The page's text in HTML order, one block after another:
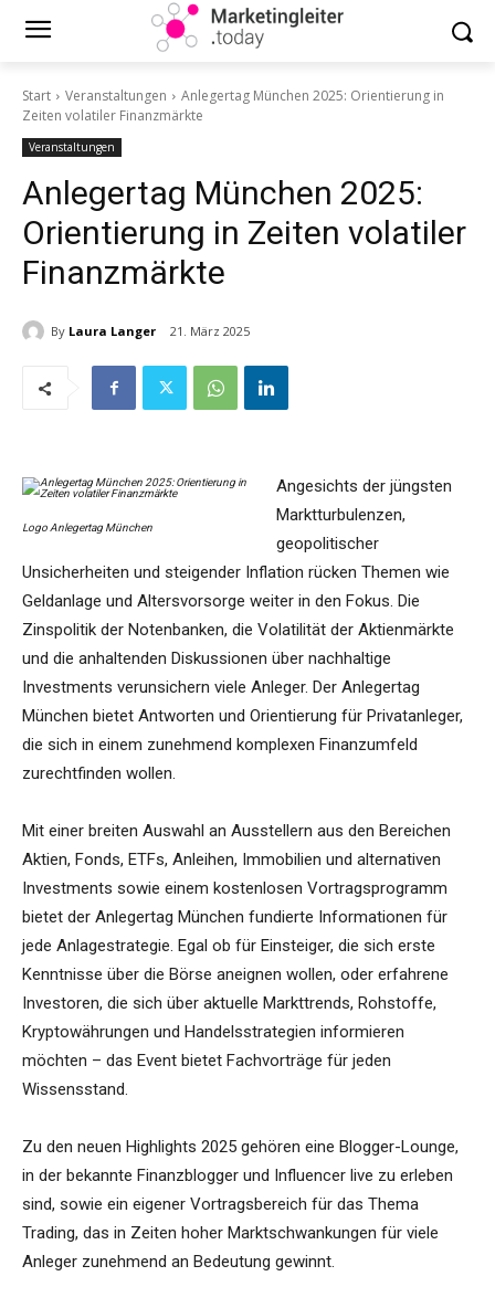
Start Veranstaltungen
Anlegertag München 2025: Orientierung in
Zeiten volatiler Finanzmärkte
Veranstaltungen
Anlegertag München 2025:
Orientierung in Zeiten volatiler
Finanzmärkte
By Laura Langer 21. März 2025
Logo Anlegertag München
Angesichts der jüngsten
Marktturbulenzen,
geopolitischer
Unsicherheiten und steigender Inflation rücken Themen wie
Geldanlage und Altersvorsorge weiter in den Fokus. Die
Zinspolitik der Notenbanken, die Volatilität der Aktienmärkte
und die anhaltenden Diskussionen über nachhaltige
Investments verunsichern viele Anleger. Der Anlegertag
München bietet Antworten und Orientierung für Privatanleger,
die sich in einem zunehmend komplexen Finanzumfeld
zurechtfinden wollen.
Mit einer breiten Auswahl an Ausstellern aus den Bereichen
Aktien, Fonds, ETFs, Anleihen, Immobilien und alternativen
Investments sowie einem kostenlosen Vortragsprogramm
bietet der Anlegertag München fundierte Informationen für
jede Anlagestrategie. Egal ob für Einsteiger, die sich erste
Kenntnisse über die Börse aneignen wollen, oder erfahrene
Investoren, die sich über aktuelle Markttrends, Rohstoffe,
Kryptowährungen und Handelsstrategien informieren
möchten – das Event bietet Fachvorträge für jeden
Wissensstand.
Zu den neuen Highlights 2025 gehören eine Blogger-Lounge,
in der bekannte Finanzblogger und Influencer live zu erleben
sind, sowie ein eigener Vortragsbereich für das Thema
Trading, das in Zeiten hoher Marktschwankungen für viele
Anleger zunehmend an Bedeutung gewinnt.